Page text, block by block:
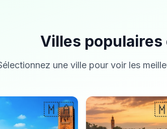
Villes populaires
une ville pour voir les
🇲🇦